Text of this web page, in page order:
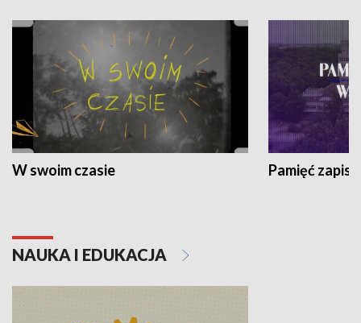
W swoim czasie Pamięć
NAUKA I EDUKACJA